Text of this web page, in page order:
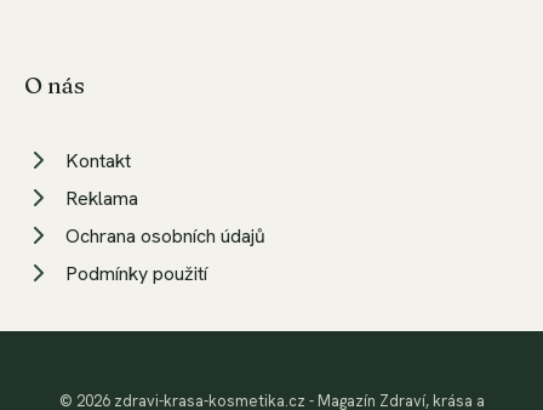
O nás
Kontakt
Reklama
Ochrana osobních údajů
Podmínky použití
© 2026 zdravi-krasa-kosmetika.cz - Magazín Zdraví, krása a